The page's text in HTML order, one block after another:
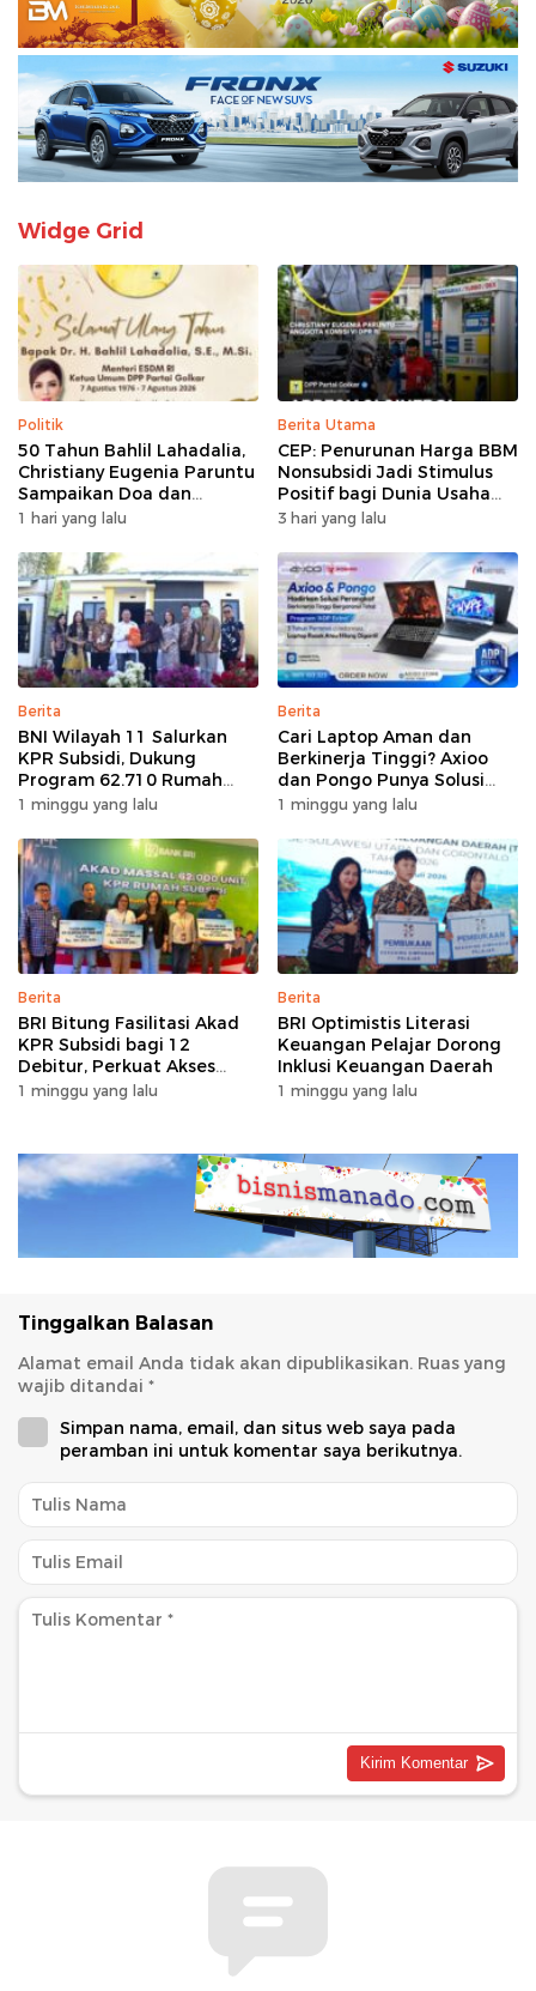
Widge Grid
Politik
50 Tahun Bahlil Lahadalia,
Christiany Eugenia Paruntu
Sampaikan Doa dan
Harapan
1 hari yang lalu
Berita Utama
CEP: Penurunan Harga BBM
Nonsubsidi Jadi Stimulus
Positif bagi Dunia Usaha
dan Pertumbuhan Ekonomi
3 hari yang lalu
Berita
BNI Wilayah 11 Salurkan
KPR Subsidi, Dukung
Program 62.710 Rumah
Bersubsidi
1 minggu yang lalu
Berita
Cari Laptop Aman dan
Berkinerja Tinggi? Axioo
dan Pongo Punya Solusi
dengan Garansi Ekstra
1 minggu yang lalu
Berita
BRI Bitung Fasilitasi Akad
KPR Subsidi bagi 12
Debitur, Perkuat Akses
Hunian Masyarakat
1 minggu yang lalu
Berita
BRI Optimistis Literasi
Keuangan Pelajar Dorong
Inklusi Keuangan Daerah
1 minggu yang lalu
Tinggalkan Balasan
Alamat email Anda tidak akan dipublikasikan. Ruas yang
wajib ditandai *
Simpan nama, email, dan situs web saya pada
peramban ini untuk komentar saya berikutnya.